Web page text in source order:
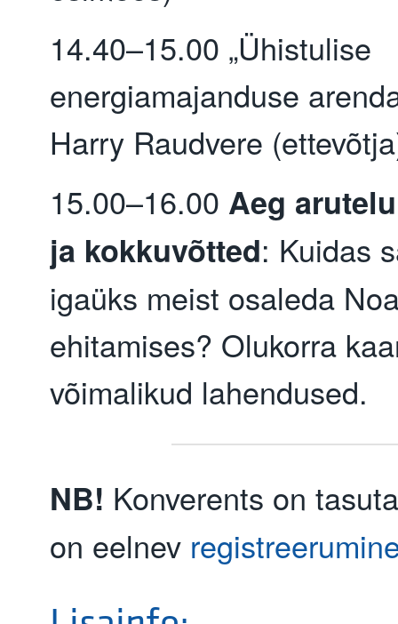
14.40–15.00 „Ühistulise
energiamajanduse
Harry Raudvere
15.00–16.00 Aeg
ja kokkuvõtted: Kuidas
igaüks meist osaleda
ehitamises? Olukorra
võimalikud lahendused.
NB! Konverents on
on eelnev